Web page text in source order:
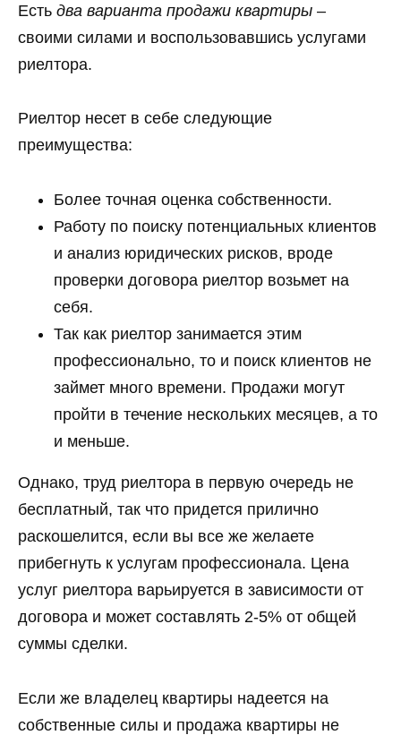
Есть два варианта продажи квартиры –
своими силами и воспользовавшись услугами
риелтора.
Риелтор несет в себе следующие
преимущества:
Более точная оценка собственности.
Работу по поиску потенциальных клиентов
и анализ юридических рисков, вроде
проверки договора риелтор возьмет на
себя.
Так как риелтор занимается этим
профессионально, то и поиск клиентов не
займет много времени. Продажи могут
пройти в течение нескольких месяцев, а то
и меньше.
Однако, труд риелтора в первую очередь не
бесплатный, так что придется прилично
раскошелится, если вы все же желаете
прибегнуть к услугам профессионала. Цена
услуг риелтора варьируется в зависимости от
договора и может составлять 2-5% от общей
суммы сделки.
Если же владелец квартиры надеется на
собственные силы и продажа квартиры не